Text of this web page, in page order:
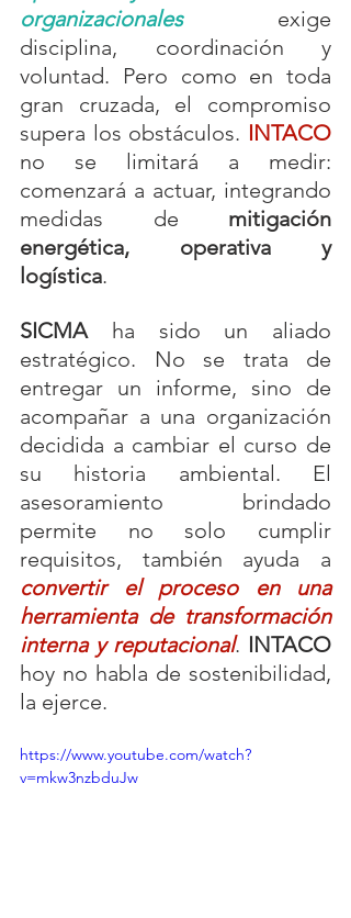
organizacionales exige
disciplina, coordinación y
voluntad. Pero como en toda
gran cruzada, el compromiso
supera los obstáculos. INTACO
no se limitará a medir:
comenzará a actuar, integrando
medidas de mitigación
energética, operativa y
logística.
SICMA ha sido un aliado
estratégico. No se trata de
entregar un informe, sino de
acompañar a una organización
decidida a cambiar el curso de
su historia ambiental. El
asesoramiento brindado
permite no solo cumplir
convertir el proceso en una
herramienta de transformación
interna y reputacional. INTACO
hoy no habla de sostenibilidad,
la ejerce.
https://www.youtube.com/watch?
v=mkw3nzbduJw